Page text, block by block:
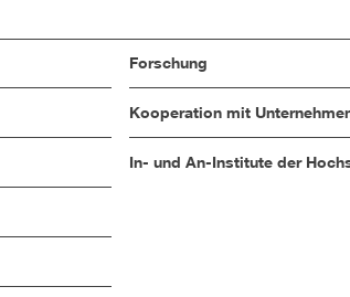
Forschung
Kooperation mit
In- und An-Institute der